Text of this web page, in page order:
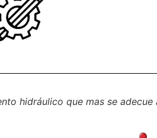
hidráulico que mas se